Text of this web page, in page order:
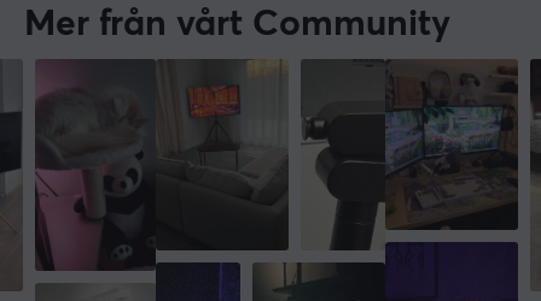
Mer från vårt Community